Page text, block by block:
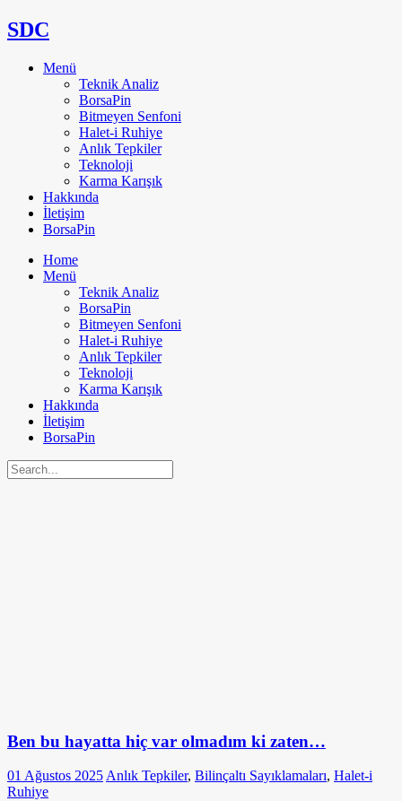
SDC
Menü
Teknik Analiz
BorsaPin
Bitmeyen Senfoni
Halet-i Ruhiye
Anlık Tepkiler
Teknoloji
Karma Karışık
Hakkında
İletişim
BorsaPin
Home
Menü
Teknik Analiz
BorsaPin
Bitmeyen Senfoni
Halet-i Ruhiye
Anlık Tepkiler
Teknoloji
Karma Karışık
Hakkında
İletişim
BorsaPin
Ben bu hayatta hiç var olmadım ki zaten…
01 Ağustos 2025 Anlık Tepkiler, Bilinçaltı Sayıklamaları, Halet-i
Ruhiye